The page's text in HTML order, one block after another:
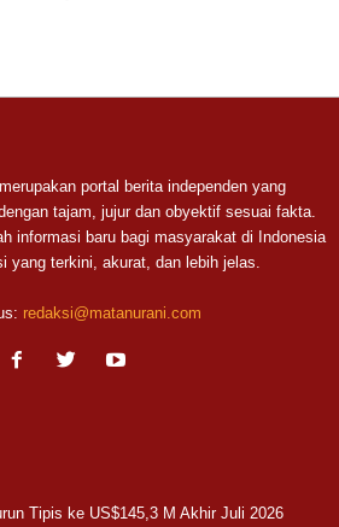
portal berita independen yang
tajam, jujur dan obyektif sesuai fakta.
informasi baru bagi masyarakat di Indonesia
yang terkini, akurat, dan lebih jelas.
redaksi@matanurani.com
Tipis ke US$145,3 M Akhir Juli 2026